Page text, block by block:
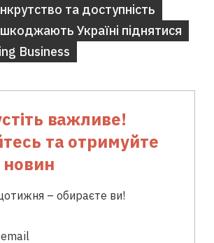
та доступність
Україні піднятися
Business
важливе!
та отримуйте
– обираєте ви!